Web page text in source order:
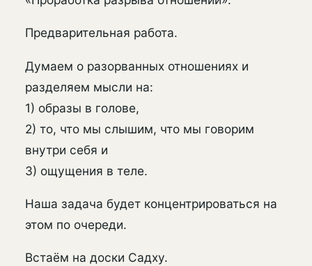
Предварительная работа.
Думаем о разорванных отношениях и
разделяем мысли на:
1) образы в голове,
2) то, что мы слышим, что мы говорим
внутри себя и
3) ощущения в теле.
Наша задача будет концентрироваться на
этом по очереди.
Встаём на доски Садху.